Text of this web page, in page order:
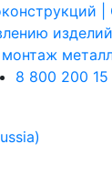
8 800 200 15